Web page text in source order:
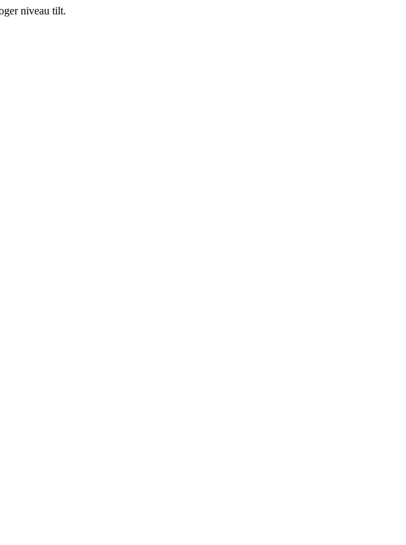
niveau tilt.